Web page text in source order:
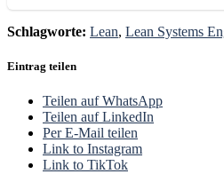
Schlagworte: Lean, Lean Systems
Eintrag teilen
Teilen auf WhatsApp
Teilen auf LinkedIn
Per E-Mail teilen
Link to Instagram
Link to TikTok